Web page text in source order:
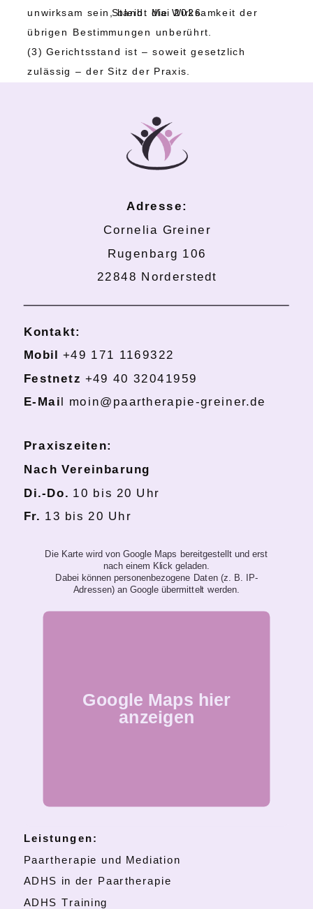
unwirksam sein, bleibt die Wirksamkeit der
übrigen Bestimmungen unberührt.
(3) Gerichtsstand ist – soweit gesetzlich
zulässig – der Sitz der Praxis.
Stand: Mai 2026
Adresse:
Cornelia Greiner
Rugenbarg 106
22848 Norderstedt
Kontakt:
Mobil +49 171 1169322
Festnetz +49 40 32041959
E-Mail moin@paartherapie-greiner.de
Praxiszeiten:
Nach Vereinbarung
Di.-Do. 10 bis 20 Uhr
Fr. 13 bis 20 Uhr
Leistungen:
Paartherapie und Mediation
ADHS in der Paartherapie
ADHS Training
Die Karte wird von Google Maps bereitgestellt und erst
nach einem Klick geladen.
Dabei können personenbezogene Daten (z. B. IP-
Adressen) an Google übermittelt werden.
Google Maps hier
anzeigen